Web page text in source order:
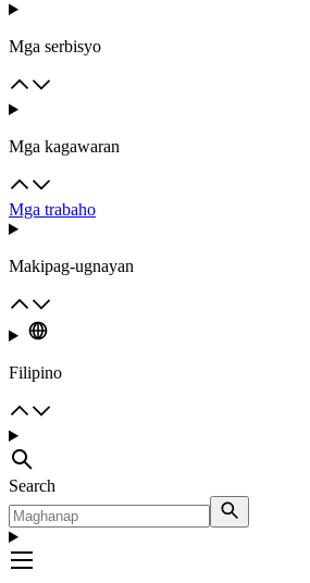
Mga serbisyo
Mga kagawaran
Mga trabaho
Makipag-ugnayan
Filipino
Search